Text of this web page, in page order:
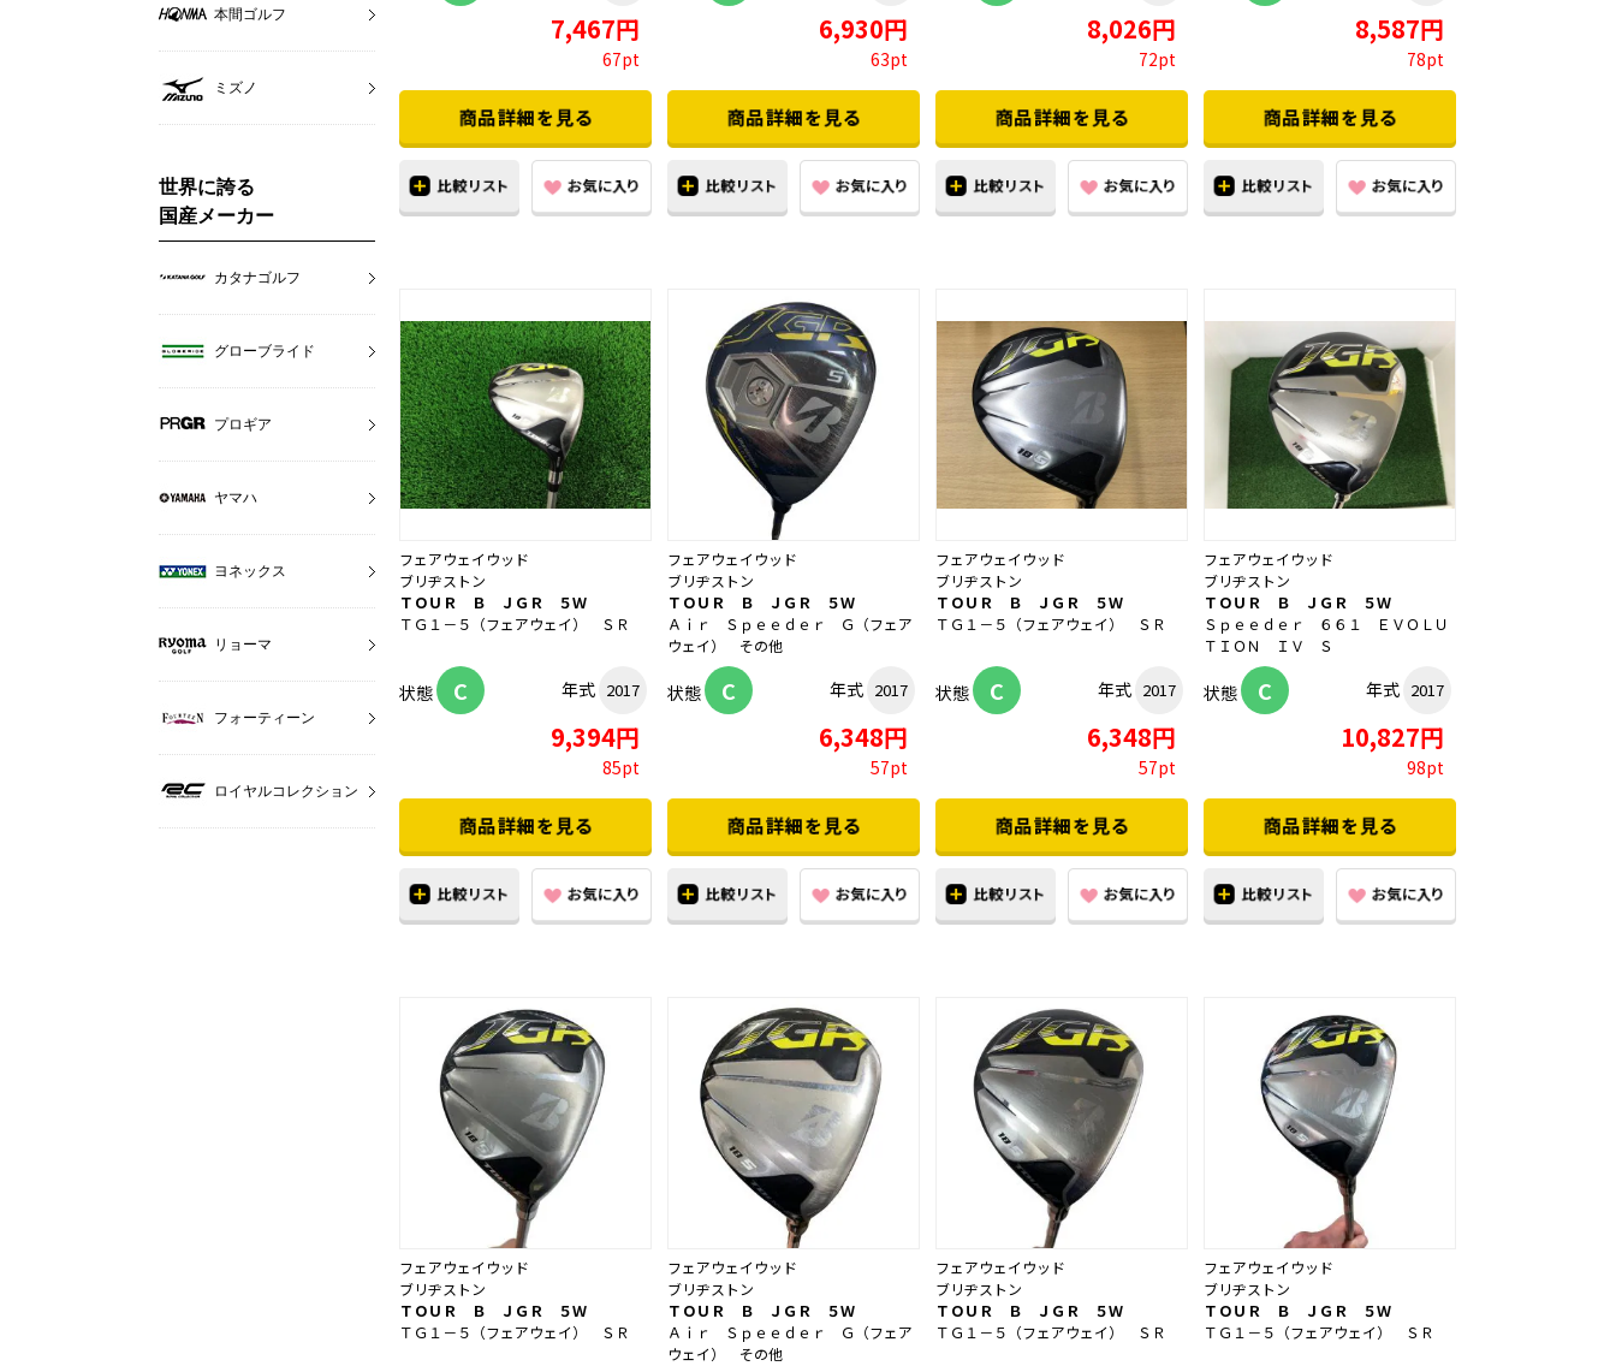
7,467円
67pt
6,930円
63pt
8,026円
72pt
8,587円
78pt
フェアウェイウッド
ブリヂストン
ＴＯＵＲ Ｂ ＪＧＲ ５Ｗ
ＴＧ１－５（フェアウェイ） ＳＲ
状態 C 年式 2017
9,394円
85pt
フェアウェイウッド
ブリヂストン
ＴＯＵＲ Ｂ ＪＧＲ ５Ｗ
Ａｉｒ Ｓｐｅｅｄｅｒ Ｇ（フェア
ウェイ） その他
状態 C 年式 2017
6,348円
57pt
フェアウェイウッド
ブリヂストン
ＴＯＵＲ Ｂ ＪＧＲ ５Ｗ
ＴＧ１－５（フェアウェイ） ＳＲ
状態 C 年式 2017
6,348円
57pt
フェアウェイウッド
ブリヂストン
ＴＯＵＲ Ｂ ＪＧＲ ５Ｗ
Ｓｐｅｅｄｅｒ ６６１ ＥＶＯＬＵ
ＴＩＯＮ ＩＶ Ｓ
状態 C 年式 2017
10,827円
98pt
フェアウェイウッド
ブリヂストン
ＴＯＵＲ Ｂ ＪＧＲ ５Ｗ
ＴＧ１－５（フェアウェイ） ＳＲ
フェアウェイウッド
ブリヂストン
ＴＯＵＲ Ｂ ＪＧＲ ５Ｗ
Ａｉｒ Ｓｐｅｅｄｅｒ Ｇ（フェア
ウェイ） その他
フェアウェイウッド
ブリヂストン
ＴＯＵＲ Ｂ ＪＧＲ ５Ｗ
ＴＧ１－５（フェアウェイ） ＳＲ
フェアウェイウッド
ブリヂストン
ＴＯＵＲ Ｂ ＪＧＲ ５Ｗ
ＴＧ１－５（フェアウェイ） ＳＲ
本間ゴルフ
ミズノ
世界に誇る
国産メーカー
カタナゴルフ
グローブライド
プロギア
ヤマハ
ヨネックス
リョーマ
フォーティーン
ロイヤルコレクション